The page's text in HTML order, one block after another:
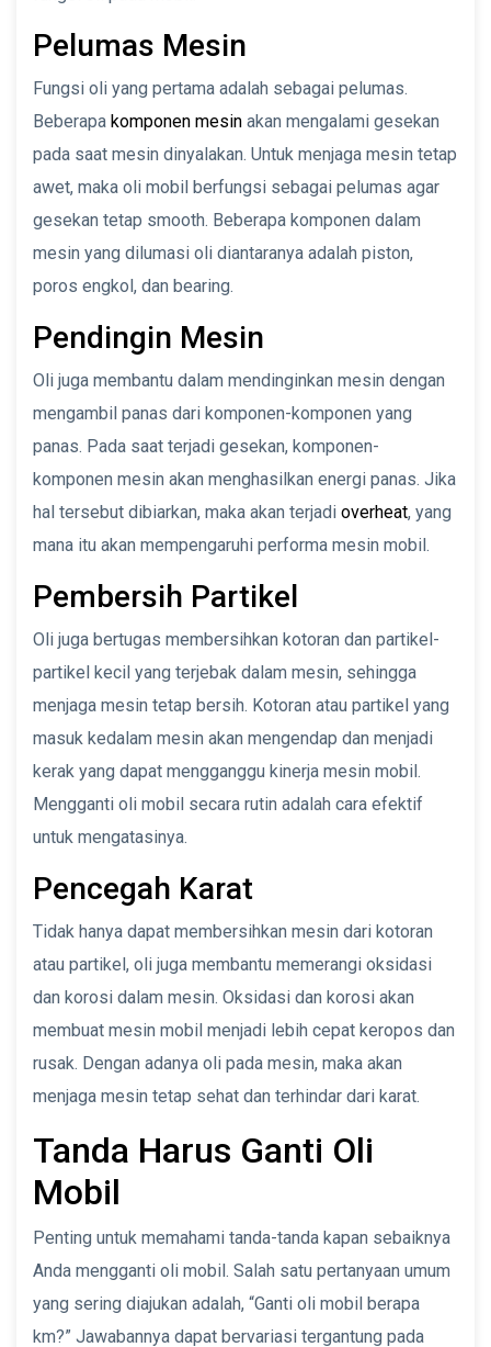
Pelumas Mesin
Fungsi oli yang pertama adalah sebagai pelumas.
Beberapa komponen mesin akan mengalami gesekan
pada saat mesin dinyalakan. Untuk menjaga mesin tetap
awet, maka oli mobil berfungsi sebagai pelumas agar
gesekan tetap smooth. Beberapa komponen dalam
mesin yang dilumasi oli diantaranya adalah piston,
poros engkol, dan bearing.
Pendingin Mesin
Oli juga membantu dalam mendinginkan mesin dengan
mengambil panas dari komponen-komponen yang
panas. Pada saat terjadi gesekan, komponen-
komponen mesin akan menghasilkan energi panas. Jika
hal tersebut dibiarkan, maka akan terjadi overheat, yang
mana itu akan mempengaruhi performa mesin mobil.
Pembersih Partikel
Oli juga bertugas membersihkan kotoran dan partikel-
partikel kecil yang terjebak dalam mesin, sehingga
menjaga mesin tetap bersih. Kotoran atau partikel yang
masuk kedalam mesin akan mengendap dan menjadi
kerak yang dapat mengganggu kinerja mesin mobil.
Mengganti oli mobil secara rutin adalah cara efektif
untuk mengatasinya.
Pencegah Karat
Tidak hanya dapat membersihkan mesin dari kotoran
atau partikel, oli juga membantu memerangi oksidasi
dan korosi dalam mesin. Oksidasi dan korosi akan
membuat mesin mobil menjadi lebih cepat keropos dan
rusak. Dengan adanya oli pada mesin, maka akan
menjaga mesin tetap sehat dan terhindar dari karat.
Tanda Harus Ganti Oli
Mobil
Penting untuk memahami tanda-tanda kapan sebaiknya
Anda mengganti oli mobil. Salah satu pertanyaan umum
yang sering diajukan adalah, “Ganti oli mobil berapa
km?” Jawabannya dapat bervariasi tergantung pada